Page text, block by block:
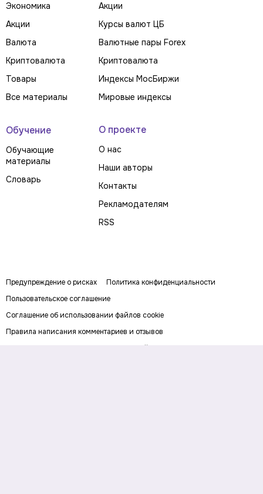
Экономика
Акции
Валюта
Криптовалюта
Товары
Все материалы
Акции
Курсы валют ЦБ
Валютные пары Forex
Криптовалюта
Индексы МосБиржи
Мировые индексы
Обучение
Обучающие
материалы
Словарь
О проекте
О нас
Наши авторы
Контакты
Рекламодателям
RSS
Предупреждение о рисках
Политика конфиденциальности
Пользовательское соглашение
Соглашение об использовании файлов cookie
Правила написания комментариев и отзывов
Правила использования материалов сайта